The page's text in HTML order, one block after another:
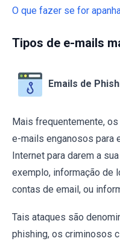
O que fazer se for
Tipos de e-mails
Emails de
Mais frequentemente,
e-mails enganosos para
Internet para darem a
exemplo, informação de
contas de email, ou
Tais ataques são
phishing, os criminosos